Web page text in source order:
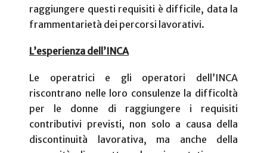
raggiungere questi requisiti è difficile, data la
frammentarietà dei percorsi lavorativi.
L’esperienza dell’INCA
Le operatrici e gli operatori dell’INCA
riscontrano nelle loro consulenze la difficoltà
per le donne di raggiungere i requisiti
contributivi previsti, non solo a causa della
discontinuità lavorativa, ma anche della